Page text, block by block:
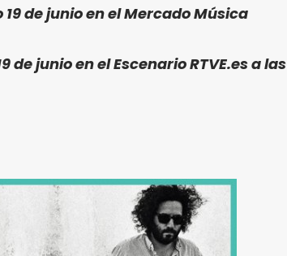
de junio en el Mercado Música
de junio en el Escenario RTVE.es a las